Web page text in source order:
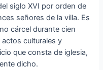
siglo XVI por orden de
señores de la villa. Es
cárcel durante cien
culturales y
que consta de iglesia,
dicho.